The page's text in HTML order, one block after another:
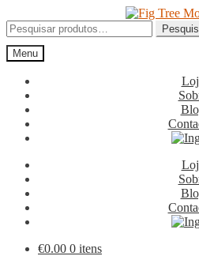
para
a
navegação
para
o
conteúdo
Pesquisar
por:
Menu
€0.00 0 itens